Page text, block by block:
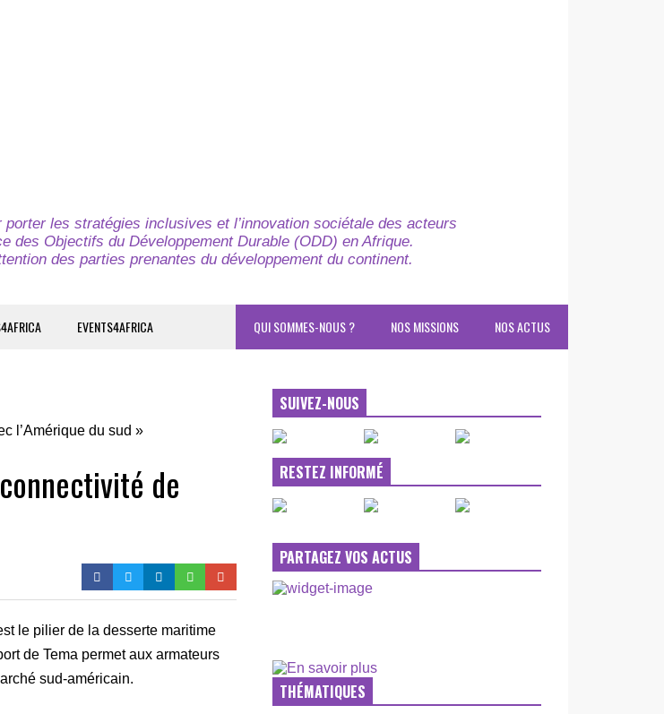
porter les stratégies inclusives et l’innovation sociétale des acteurs
des Objectifs du Développement Durable (ODD) en Afrique.
des parties prenantes du développement du continent.
EVENTS4AFRICA NOS ACTUS
NOS MISSIONS
QUI SOMMES-NOUS ?
de
le pilier de la desserte maritime
de Tema permet aux armateurs
sud-américain.
SUIVEZ-NOUS
RESTEZ INFORMÉ
PARTAGEZ VOS ACTUS
THÉMATIQUES